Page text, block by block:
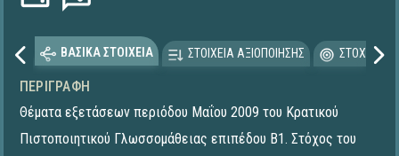
ΒΑΣΙΚΑ ΣΤΟΙΧΕΙΑ ΣΤΟΙΧΕΙΑ ΑΞΙΟΠΟΙΗΣΗΣ
ΠΕΡΙΓΡΑΦΉ
Θέματα εξετάσεων περιόδου Μαΐου 2009 του Κρατικού
Πιστοποιητικού Γλωσσομάθειας επιπέδου Β1. Στόχος του